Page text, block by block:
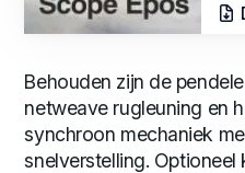
Behouden zijn de
netweave rugleuning en
synchroon mechaniek
snelverstelling.